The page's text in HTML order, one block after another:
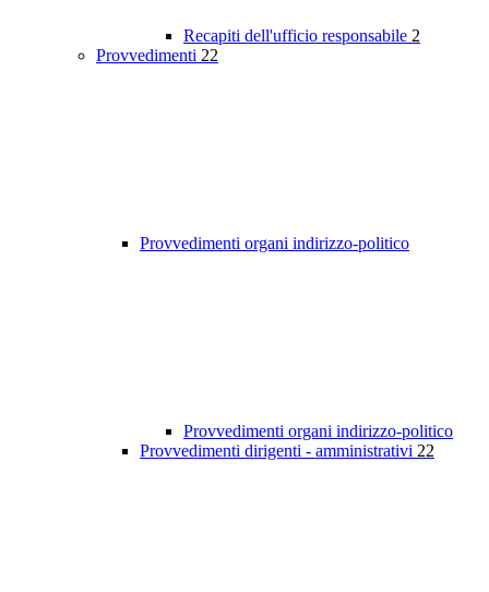
Recapiti dell'ufficio responsabile 2
Provvedimenti 22
Provvedimenti organi indirizzo-politico
Provvedimenti organi indirizzo-politico
Provvedimenti dirigenti - amministrativi 22